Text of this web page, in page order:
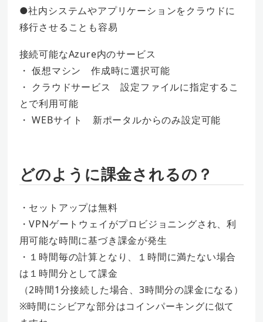
●社内システムやアプリケーションをクラウドに
移行させることも容易
接続可能なAzure内のサービス
・ 仮想マシン 作成時に選択可能
・ クラウドサービス 設定ファイルに指定するこ
とで利用可能
・ WEBサイト 新ポータルからのみ設定可能
どのように課金されるの？
・セットアップは無料
・VPNゲートウェイがプロビジョニングされ、利
用可能な時間に基づき課金が発生
・１時間毎の計算となり、１時間に満たない場合
は１時間分として課金
（2時間1分接続した場合、3時間分の課金になる）
※時間にシビアな部分はコインパーキングに似て